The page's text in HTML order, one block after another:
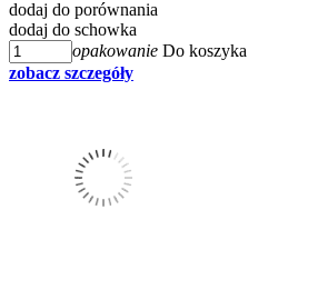
dodaj do porównania
dodaj do schowka
opakowanie Do koszyka
zobacz szczegóły